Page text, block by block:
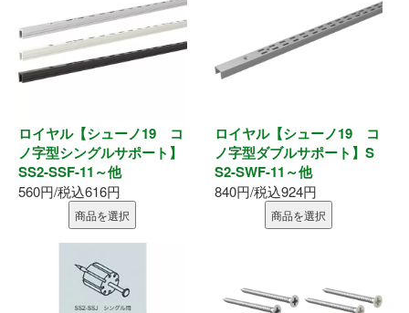
構造金物
機械打 釘・ビス
釘・ねじ
接着剤
防水・気密部材
ロイヤル【シューノ19 コ
ノ字型シングルサポート】
SS2-SSF-11～他
560円/税込616円
商品を選択
ロイヤル【シューノ19 コ
ノ字型ダブルサポート】S
S2-SWF-11～他
840円/税込924円
商品を選択